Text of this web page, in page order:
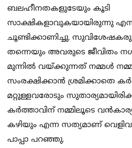
ബലഹീനതകളുടേയും കൂടി
സാക്ഷികളാവുകയായിരുന്നു
ചൂണ്ടിക്കാണിച്ചു.
തന്നെയും അവരുടെ ജീവിതം
മുന്നില്‍ വയ്ക്കുന്നത് നമ്മള്‍
സംരക്ഷിക്കാന്‍ ശ്രമിക്കാതെ
മറ്റുള്ളവരോടും
കര്‍ത്താവിന് നമ്മിലൂടെ
കഴിയും എന്ന സത്യമാണ്
പാപ്പാ പറഞ്ഞു.